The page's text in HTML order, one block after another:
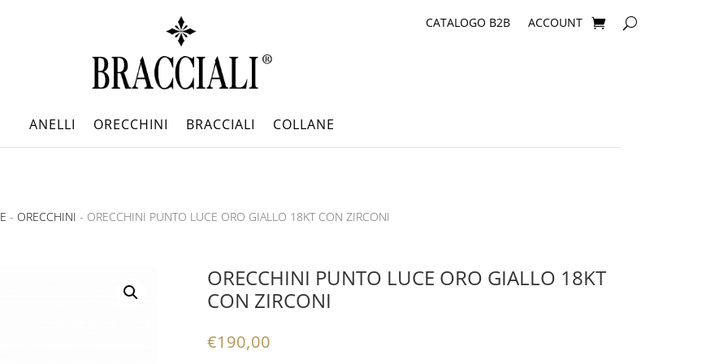
CATALOGO B2B ACCOUNT
ANELLI ORECCHINI BRACCIALI COLLANE
-ORECCHINI - ORECCHINI PUNTO LUCE ORO GIALLO 18KT CON ZIRCONI
ORECCHINI PUNTO LUCE ORO GIALLO 18KT
CON ZIRCONI
€190,00